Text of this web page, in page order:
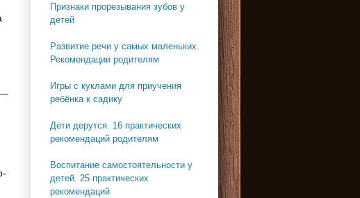
Признаки прорезывания зубов у
детей
Развитие речи у самых маленьких.
Рекомендации родителям
Игры с куклами для приучения
ребёнка к садику
Дети дерутся. 16 практических
рекомендаций родителям
Воспитание самостоятельности у
детей. 25 практических
рекомендаций